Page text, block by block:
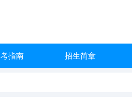
指南 招生简章